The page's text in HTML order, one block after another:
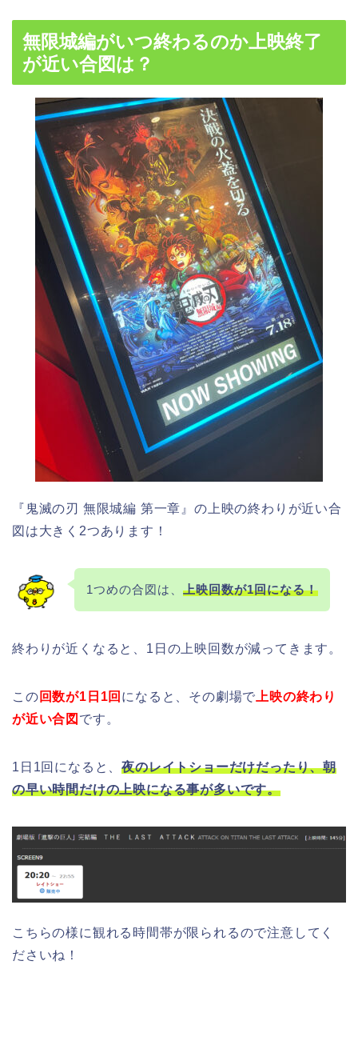
無限城編がいつ終わるのか上映終了
が近い合図は？
『鬼滅の刃 無限城編 第一章』の上映の終わりが近い合
図は大きく2つあります！
1つめの合図は、 上映回数が1回になる！
終わりが近くなると、1日の上映回数が減ってきます。
この 回数が1日1回 になると、その劇場で 上映の終わり
が近い合図 です。
1日1回になると、夜のレイトショーだけだったり、朝
の早い時間だけの上映になる事が多いです。
こちらの様に観れる時間帯が限られるので注意してく
ださいね！